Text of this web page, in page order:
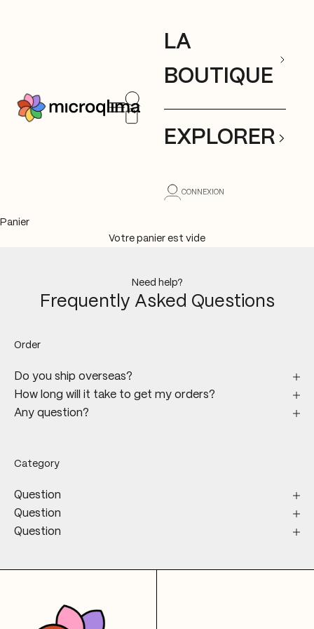
mıcroqlıma
Ouvrir la navigation
Ouvrir la recherche
Voir le panier
LA
BOUTIQUE
EXPLORER
CONNEXION
Panier
Votre panier est vide
Need help?
Frequently Asked Questions
Order
Do you ship overseas?
How long will it take to get my orders?
Any question?
Category
Question
Question
Question